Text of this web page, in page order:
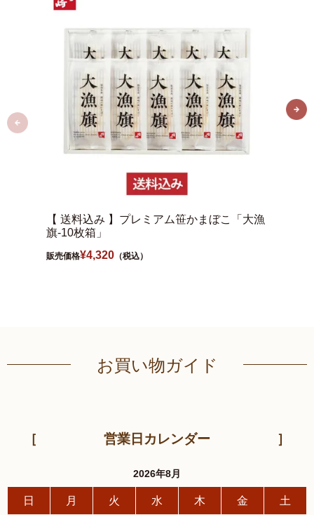
【 送料込み 】プレミアム笹かまぼこ「大漁
旗-10枚箱」
販売価格¥4,320 （税込）
お買い物ガイド
営業日カレンダー
2026年8月
日 月 火 水 木 金 土